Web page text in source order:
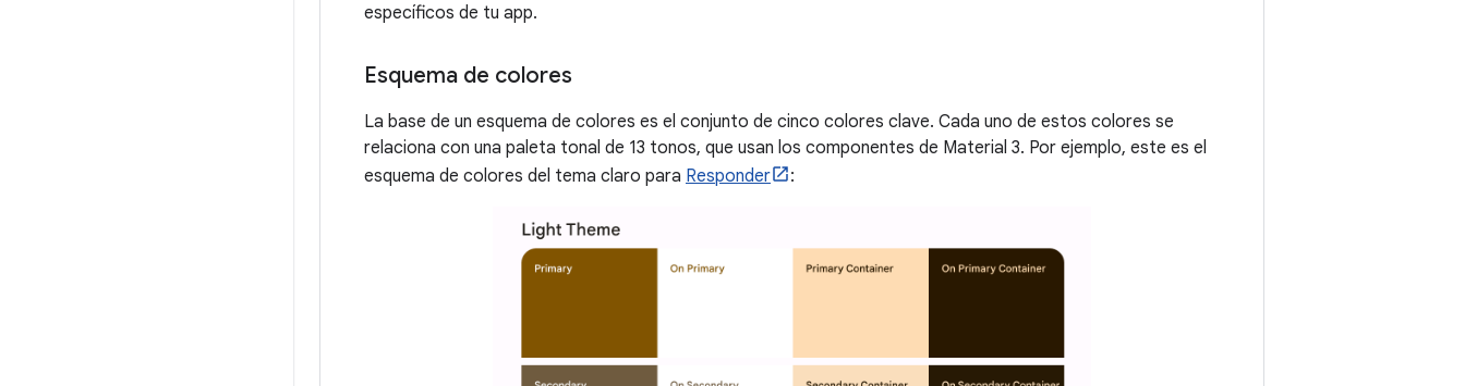
específicos de tu app.
Esquema de colores
La base de un esquema de colores es el conjunto de cinco colores clave. Cada uno de estos colores se
relaciona con una paleta tonal de 13 tonos, que usan los componentes de Material 3. Por ejemplo, este es el
esquema de colores del tema claro para Responder :